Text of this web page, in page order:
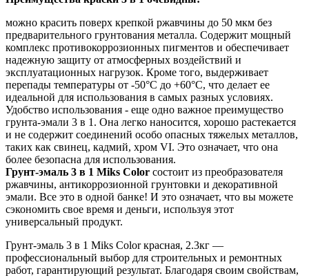
можно красить поверх крепкой ржавчины до 50 мкм без
предварительного грунтования металла. Содержит мощный
комплекс противокоррозионных пигментов и обеспечивает
надежную защиту от атмосферных воздействий и
эксплуатационных нагрузок. Кроме того, выдерживает
перепады температуры от -50°С до +60°С, что делает ее
идеальной для использования в самых разных условиях.
Удобство использования - еще одно важное преимущество
грунта-эмали 3 в 1. Она легко наносится, хорошо растекается
и не содержит соединений особо опасных тяжелых металлов,
таких как свинец, кадмий, хром VI. Это означает, что она
более безопасна для использования.
Грунт-эмаль 3 в 1 Miks Color состоит из преобразователя
ржавчины, антикоррозионной грунтовки и декоративной
эмали. Все это в одной банке! И это означает, что вы можете
сэкономить свое время и деньги, используя этот
универсальный продукт.
Грунт-эмаль 3 в 1 Miks Color красная, 2.3кг —
профессиональный выбор для строительных и ремонтных
работ, гарантирующий результат. Благодаря своим свойствам,